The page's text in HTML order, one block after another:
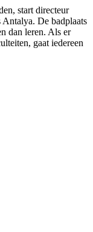
start directeur
De badplaats
dan leren. Als er
gaat iedereen